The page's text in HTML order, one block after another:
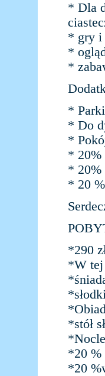
* Dla
* gry i
*
*
*
* Do
*
* 20%
* 20%
* 20
*290
*W tej
*stół
*20 %
*20